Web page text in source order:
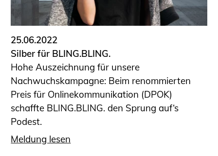
25.06.2022
Silber für BLING.BLING.
Hohe Auszeichnung für unsere
Nachwuchskampagne: Beim renommierten
Preis für Onlinekommunikation (DPOK)
schaffte BLING.BLING. den Sprung auf‘s
Podest.
Meldung lesen